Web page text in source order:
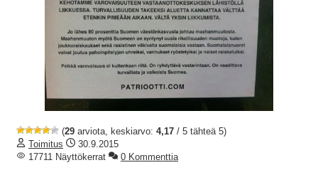
(29 arviota, keskiarvo: 4,17 / 5 tähteä 5)
Toimitus
30.9.2015
17711 Näyttökerrat
0 Kommenttia